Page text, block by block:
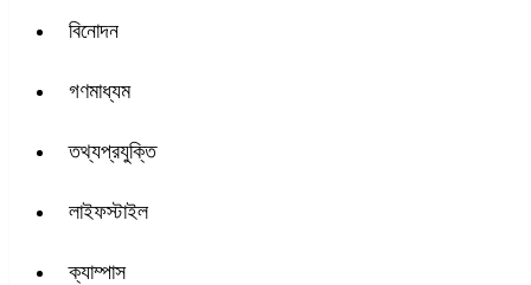
বিনোদন
গণমাধ্যম
তথ্যপ্রযুক্তি
লাইফস্টাইল
ক্যাম্পাস